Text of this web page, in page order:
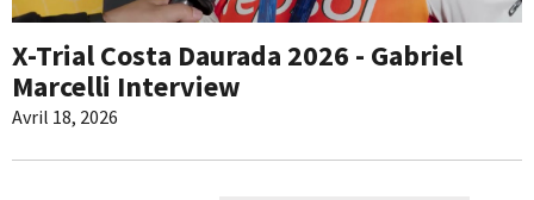
X-Trial Costa Daurada 2026 - Gabriel
Marcelli Interview
Avril 18, 2026